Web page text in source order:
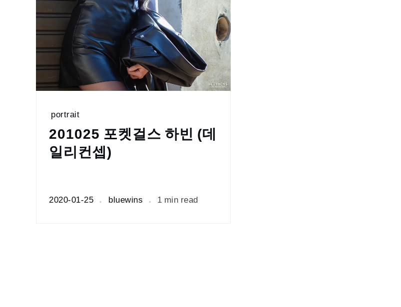
portrait
201025 포켓걸스 하빈 (데
일리컨셉)
2020-01-25 bluewins 1 min read